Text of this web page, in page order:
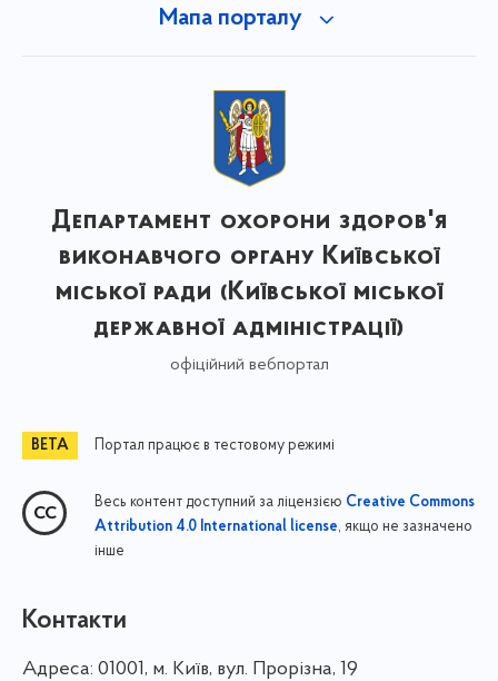
Мапа порталу
Департамент охорони здоров'я
виконавчого органу Київської
міської ради (Київської міської
державної адміністрації)
офіційний вебпортал
Портал працює в тестовому режимі
Весь контент доступний за ліцензією Creative Commons
Attribution 4.0 International license, якщо не зазначено
інше
Контакти
Адреса: 01001, м. Київ, вул. Прорізна, 19